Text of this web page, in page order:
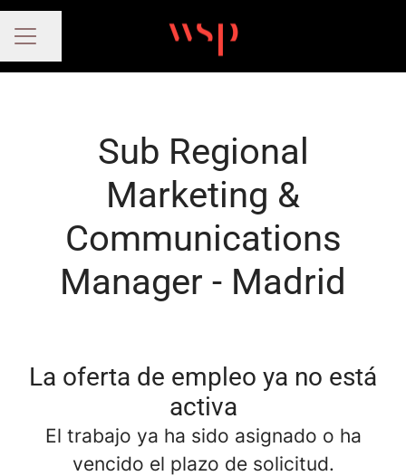
MENÚ DE EMPLEO
Compartir página
Sub Regional
Marketing &
Communications
Manager - Madrid
La oferta de empleo ya no está
activa
El trabajo ya ha sido asignado o ha
vencido el plazo de solicitud.